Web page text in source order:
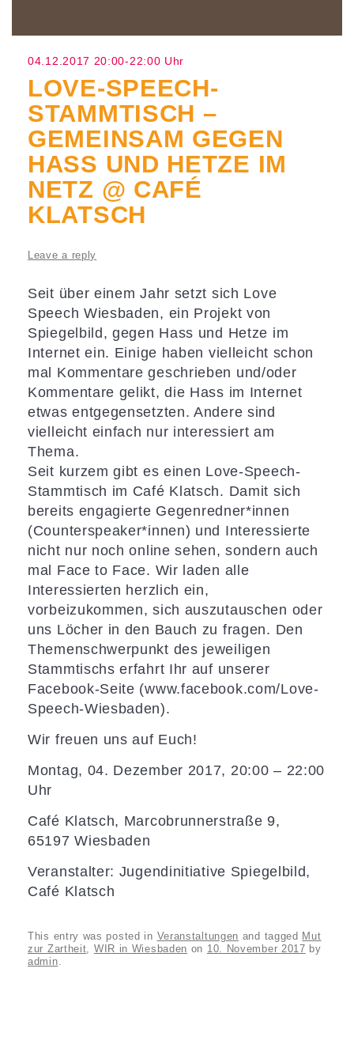
04.12.2017 20:00-22:00 Uhr
LOVE-SPEECH-
STAMMTISCH –
GEMEINSAM GEGEN
HASS UND HETZE IM
NETZ @ CAFÉ
KLATSCH
Leave a reply
Seit über einem Jahr setzt sich Love
Speech Wiesbaden, ein Projekt von
Spiegelbild, gegen Hass und Hetze im
Internet ein. Einige haben vielleicht schon
mal Kommentare geschrieben und/oder
Kommentare gelikt, die Hass im Internet
etwas entgegensetzten. Andere sind
vielleicht einfach nur interessiert am
Thema.
Seit kurzem gibt es einen Love-Speech-
Stammtisch im Café Klatsch. Damit sich
bereits engagierte Gegenredner*innen
(Counterspeaker*innen) und Interessierte
nicht nur noch online sehen, sondern auch
mal Face to Face. Wir laden alle
Interessierten herzlich ein,
vorbeizukommen, sich auszutauschen oder
uns Löcher in den Bauch zu fragen. Den
Themenschwerpunkt des jeweiligen
Stammtischs erfahrt Ihr auf unserer
Facebook-Seite (www.facebook.com/Love-
Speech-Wiesbaden).
Wir freuen uns auf Euch!
Montag, 04. Dezember 2017, 20:00 – 22:00
Uhr
Café Klatsch, Marcobrunnerstraße 9,
65197 Wiesbaden
Veranstalter: Jugendinitiative Spiegelbild,
Café Klatsch
This entry was posted in Veranstaltungen and tagged Mut
zur Zartheit, WIR in Wiesbaden on 10. November 2017 by
admin.